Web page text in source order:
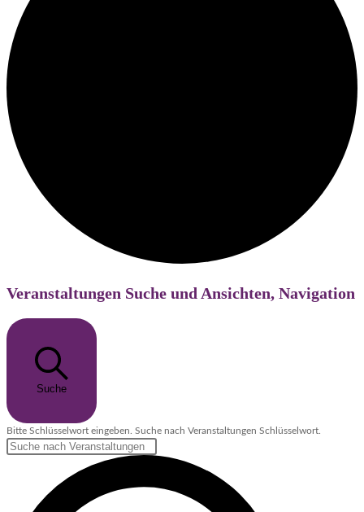
Veranstaltungen Suche und Ansichten, Navigation
Suche
Bitte Schlüsselwort eingeben. Suche nach Veranstaltungen Schlüsselwort.